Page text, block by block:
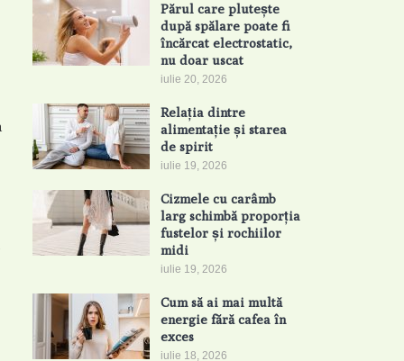
Părul care plutește
după spălare poate fi
încărcat electrostatic,
nu doar uscat
iulie 20, 2026
Relația dintre
alimentație și starea
de spirit
iulie 19, 2026
Cizmele cu carâmb
larg schimbă proporția
fustelor și rochiilor
midi
iulie 19, 2026
Cum să ai mai multă
energie fără cafea în
exces
iulie 18, 2026